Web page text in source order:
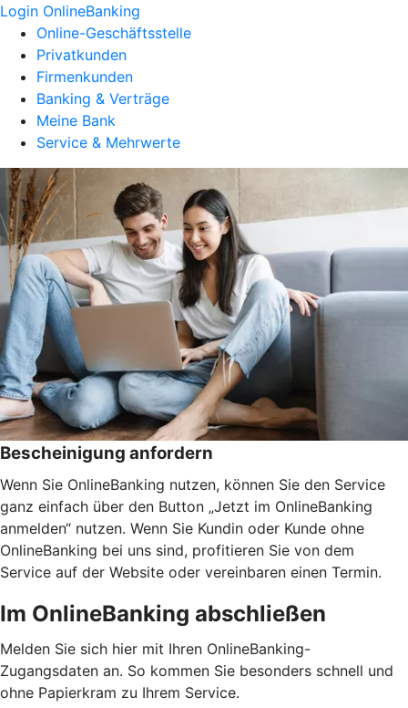
Login OnlineBanking
Online-Geschäftsstelle
Privatkunden
Firmenkunden
Banking & Verträge
Meine Bank
Service & Mehrwerte
Bescheinigung anfordern
Wenn Sie OnlineBanking nutzen, können Sie den Service
ganz einfach über den Button „Jetzt im OnlineBanking
anmelden“ nutzen. Wenn Sie Kundin oder Kunde ohne
OnlineBanking bei uns sind, profitieren Sie von dem
Service auf der Website oder vereinbaren einen Termin.
Im OnlineBanking abschließen
Melden Sie sich hier mit Ihren OnlineBanking-
Zugangsdaten an. So kommen Sie besonders schnell und
ohne Papierkram zu Ihrem Service.